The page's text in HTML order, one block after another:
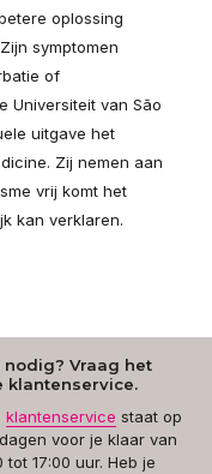
oplossing
symptomen
of
Universiteit van São
uitgave het
Zij nemen aan
vrij komt het
kan verklaren.
nodig? Vraag het
klantenservice.
klantenservice staat op
voor je klaar van
tot 17:00 uur. Heb je